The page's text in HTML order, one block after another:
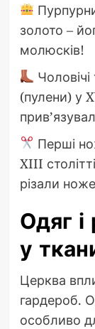
золото –
молюсків!
(пулени) у
Перші
XIII
різали
Одяг і
у
Церква
гардероб.
особливо